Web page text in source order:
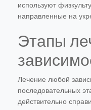
используют
направленные на
Этапы
Лечение любой
последовательных
действительно